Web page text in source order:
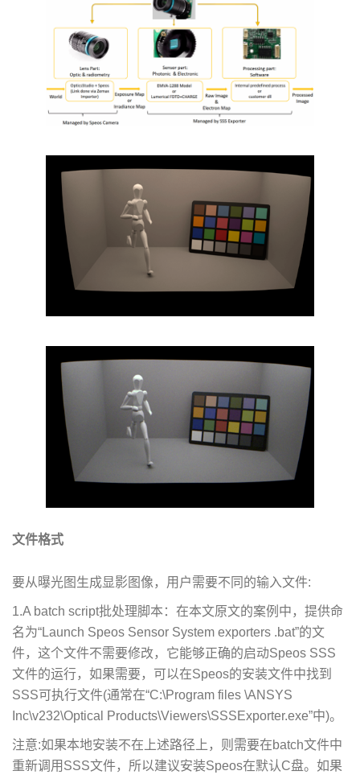
文件格式
要从曝光图生成显影图像，用户需要不同的输入文件:
1.A batch script批处理脚本：在本文原文的案例中，提供命
名为“Launch Speos Sensor System exporters .bat”的文
件，这个文件不需要修改，它能够正确的启动Speos SSS
文件的运行，如果需要，可以在Speos的安装文件中找到
SSS可执行文件(通常在“C:\Program files \ANSYS
Inc\v232\Optical Products\Viewers\SSSExporter.exe”中)。
注意:如果本地安装不在上述路径上，则需要在batch文件中
重新调用SSS文件，所以建议安装Speos在默认C盘。如果